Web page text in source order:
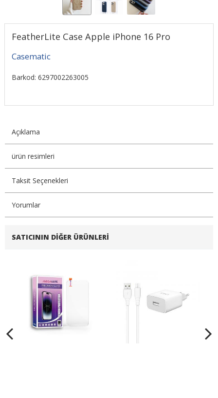
FeatherLite Case Apple iPhone 16 Pro
Casematic
Barkod: 6297002263005
Açıklama
ürün resimleri
Taksit Seçenekleri
Yorumlar
SATICININ DIĞER ÜRÜNLERI